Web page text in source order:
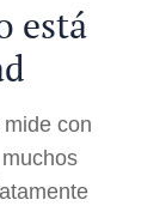
está
con